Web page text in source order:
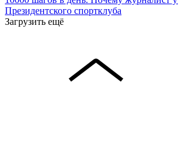
Президентского спортклуба
Загрузить ещё